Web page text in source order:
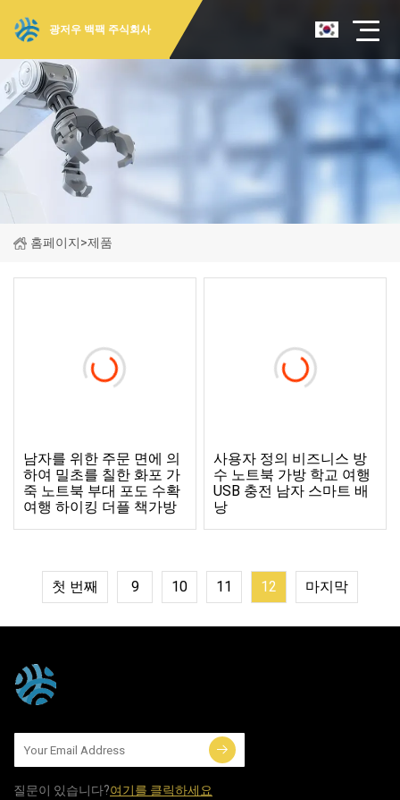
광저우 백팩 주식회사
홈페이지>제품
남자를 위한 주문 면에 의
하여 밀초를 칠한 화포 가
죽 노트북 부대 포도 수확
여행 하이킹 더플 책가방
사용자 정의 비즈니스 방
수 노트북 가방 학교 여행
USB 충전 남자 스마트 배
낭
첫 번째 9 10 11 12 마지막
질문이 있습니다?여기를 클릭하세요